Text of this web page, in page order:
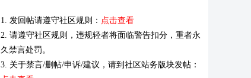
1. 发回帖请遵守社区规则： 点击查看
2. 请遵守社区规则，违规轻者将面临警告扣分，重者永
久禁言处罚。
3. 关于禁言/删帖/申诉/建议，请到社区站务版块发帖：